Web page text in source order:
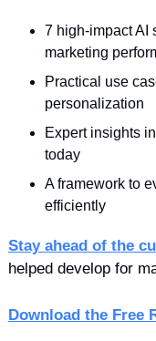
7 high-impact AI
marketing
Practical use
personalization
Expert insights
today
A framework to
efficiently
Stay ahead of the
helped develop for
Download the Free